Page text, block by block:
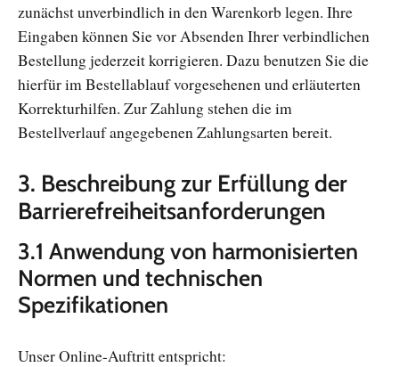
zunächst unverbindlich in den Warenkorb legen. Ihre
Eingaben können Sie vor Absenden Ihrer verbindlichen
Bestellung jederzeit korrigieren. Dazu benutzen Sie die
hierfür im Bestellablauf vorgesehenen und erläuterten
Korrekturhilfen. Zur Zahlung stehen die im
Bestellverlauf angegebenen Zahlungsarten bereit.
3. Beschreibung zur Erfüllung der
Barrierefreiheitsanforderungen
3.1 Anwendung von harmonisierten
Normen und technischen
Spezifikationen
Unser Online-Auftritt entspricht: